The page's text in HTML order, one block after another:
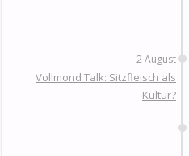
2 August
Vollmond Talk: Sitzfleisch als
Kultur?